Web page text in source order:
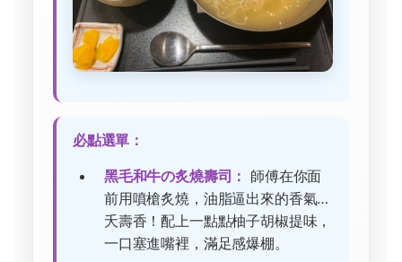
必點選單：
黑毛和牛の炙燒壽司： 師傅在你面
前用噴槍炙燒，油脂逼出來的香氣…
夭壽香！配上一點點柚子胡椒提味，
一口塞進嘴裡，滿足感爆棚。